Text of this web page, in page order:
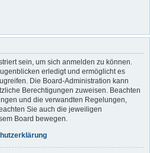
sein, um sich anmelden zu können.
erledigt und ermöglicht es
Die Board-Administration kann
Berechtigungen zuweisen. Beachten
und die verwandten Regelungen,
Sie auch die jeweiligen
Board bewegen.